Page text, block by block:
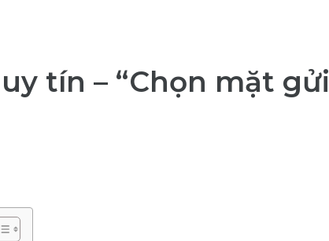
tín – “Chọn mặt gửi